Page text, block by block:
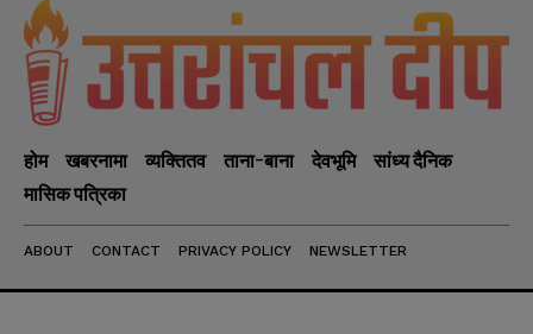
होम खबरनामा व्यक्तितव ताना-बाना देवभूमि
सांध्य दैनिक
मासिक पत्रिका
ABOUT CONTACT PRIVACY POLICY NEWSLETTER